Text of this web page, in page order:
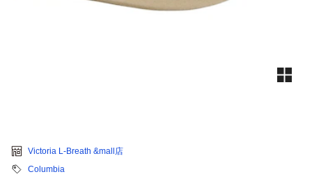
Victoria L-Breath &mall店
Columbia